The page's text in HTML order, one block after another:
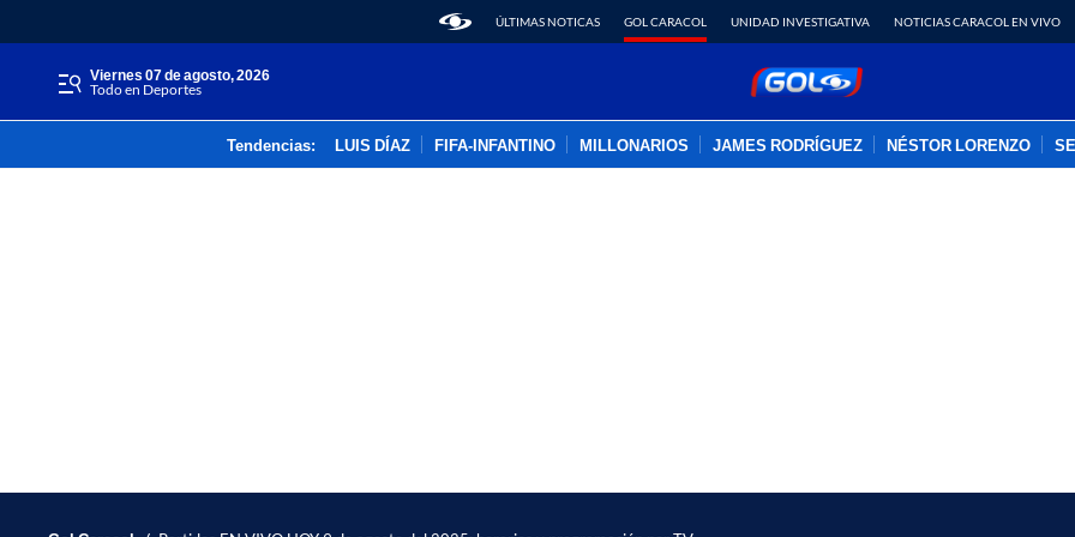
ÚLTIMAS NOTICAS GOL CARACOL UNIDAD INVESTIGATIVA NOTICIAS CARACOL EN VIVO
viernes 07 de agosto, 2026
Todo en Deportes
Tendencias: LUIS DÍAZ FIFA-INFANTINO MILLONARIOS JAMES RODRÍGUEZ NÉSTOR LORENZO